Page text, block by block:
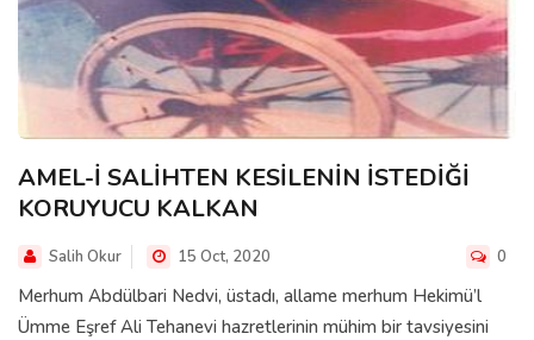
AMEL-İ SALİHTEN KESİLENİN İSTEDİĞİ
KORUYUCU KALKAN
Salih Okur 15 Oct, 2020 0
Merhum Abdülbari Nedvi, üstadı, allame merhum Hekimü’l
Ümme Eşref Ali Tehanevi hazretlerinin mühim bir tavsiyesini